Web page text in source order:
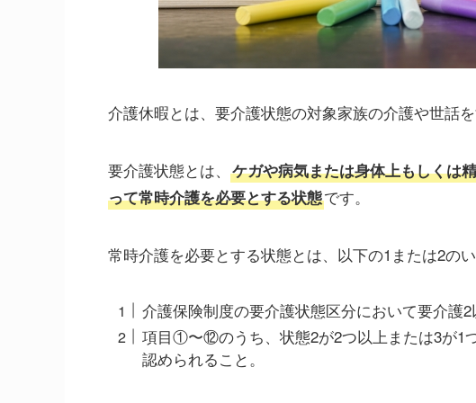
介護休暇とは、要介護状態の対象家族の介護や世話を
要介護状態とは、
ケガや病気または身体上もしくは
って常時介護を必要とする状態です。
常時介護を必要とする状態とは、以下の1または2の
介護保険制度の要介護状態区分において要介護2
項目①〜⑫のうち、状態2が2つ以上または3が1
認められること。